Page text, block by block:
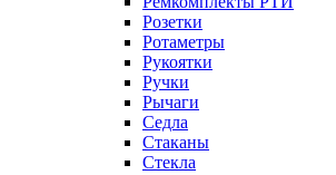
Розетки
Ротаметры
Рукоятки
Ручки
Рычаги
Седла
Стаканы
Стекла